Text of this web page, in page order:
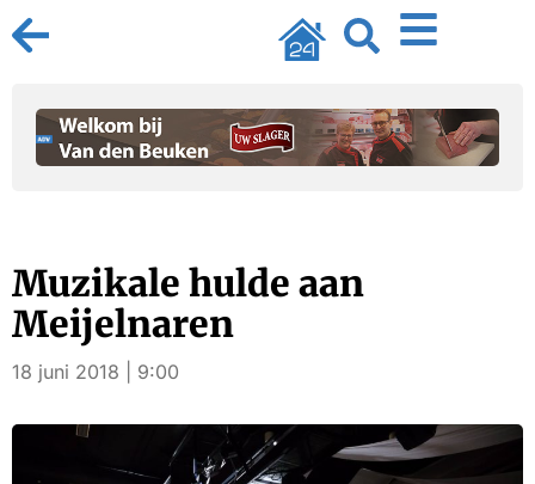
Muzikale hulde aan
Meijelnaren
18 juni 2018 | 9:00